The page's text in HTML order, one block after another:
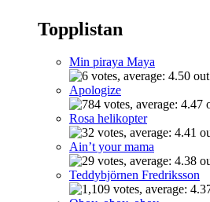
Topplistan
Min piraya Maya
Apologize
Rosa helikopter
Ain’t your mama
Teddybjörnen Fredriksson